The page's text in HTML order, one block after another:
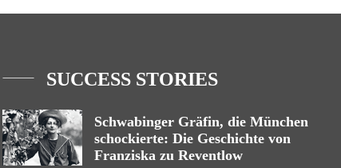
SUCCESS STORIES
Schwabinger Gräfin, die München
schockierte: Die Geschichte von
Franziska zu Reventlow